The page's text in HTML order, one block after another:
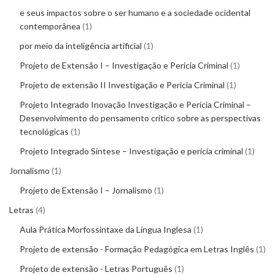
e seus impactos sobre o ser humano e a sociedade ocidental
contemporânea 1
por meio da inteligência artificial 1
Projeto de Extensão I – Investigação e Perícia Criminal 1
Projeto de extensão II Investigação e Perícia Criminal 1
Projeto Integrado Inovação Investigação e Perícia Criminal –
Desenvolvimento do pensamento crítico sobre as perspectivas
tecnológicas 1
Projeto Integrado Síntese – Investigação e perícia criminal 1
Jornalismo 1
Projeto de Extensão I – Jornalismo 1
Letras 4
Aula Prática Morfossintaxe da Língua Inglesa 1
Projeto de extensão - Formação Pedagógica em Letras Inglês 1
Projeto de extensão - Letras Português 1